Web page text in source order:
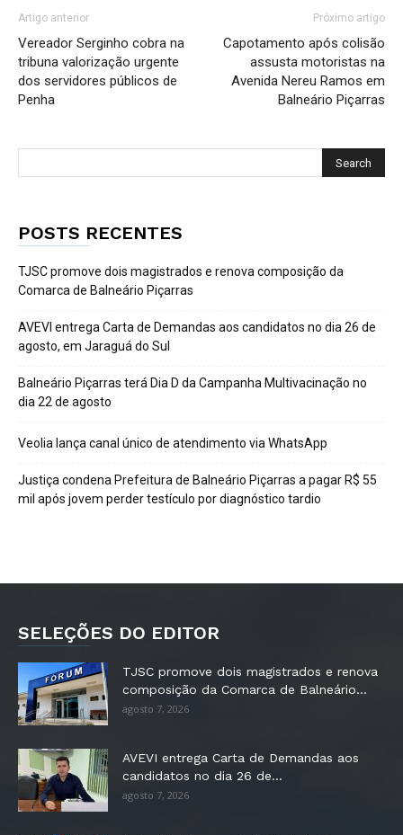
Artigo anterior
Vereador Serginho cobra na
tribuna valorização urgente
dos servidores públicos de
Penha
Próximo artigo
Capotamento após colisão
assusta motoristas na
Avenida Nereu Ramos em
Balneário Piçarras
POSTS RECENTES
TJSC promove dois magistrados e renova composição da
Comarca de Balneário Piçarras
AVEVI entrega Carta de Demandas aos candidatos no dia 26 de
agosto, em Jaraguá do Sul
Balneário Piçarras terá Dia D da Campanha Multivacinação no
dia 22 de agosto
Veolia lança canal único de atendimento via WhatsApp
Justiça condena Prefeitura de Balneário Piçarras a pagar R$ 55
mil após jovem perder testículo por diagnóstico tardio
SELEÇÕES DO EDITOR
TJSC promove dois magistrados e renova
composição da Comarca de Balneário...
agosto 7, 2026
AVEVI entrega Carta de Demandas aos
candidatos no dia 26 de...
agosto 7, 2026